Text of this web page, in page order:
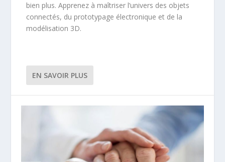
bien plus. Apprenez à maîtriser l’univers des objets
connectés, du prototypage électronique et de la
modélisation 3D.
EN SAVOIR PLUS